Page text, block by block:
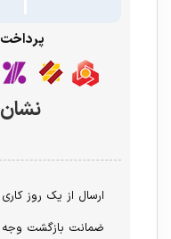
ارسال از یک روز
ضمانت بازگشت وجه